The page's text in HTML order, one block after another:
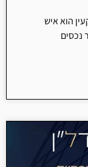
הוא איש
נכסים